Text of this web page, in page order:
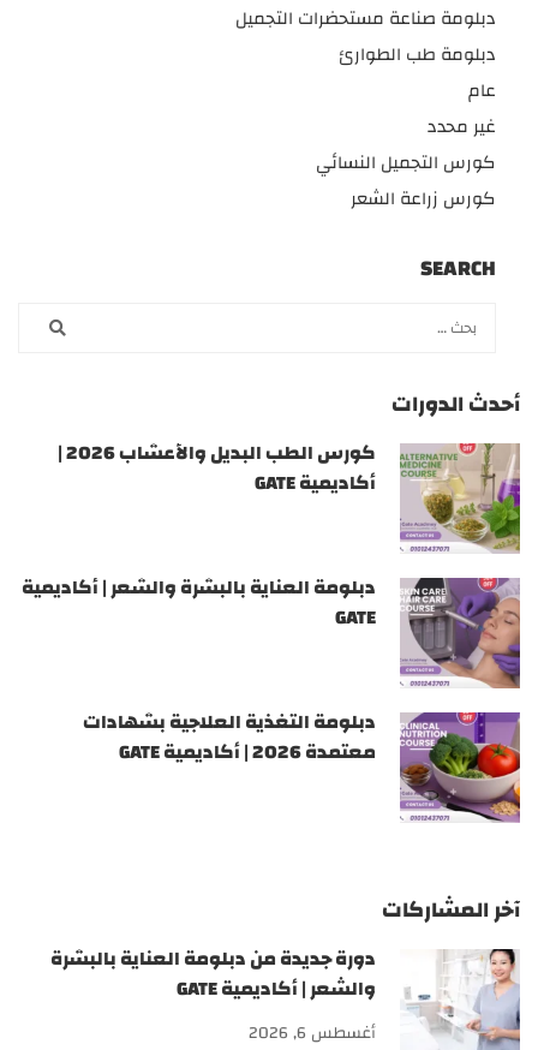
دبلومة صناعة مستحضرات التجميل
دبلومة طب الطوارئ
عام
غير محدد
كورس التجميل النسائي
كورس زراعة الشعر
SEARCH
أحدث الدورات
كورس الطب البديل والأعشاب 2026 |
أكاديمية GATE
دبلومة العناية بالبشرة والشعر | أكاديمية
GATE
دبلومة التغذية العلاجية بشهادات
معتمدة 2026 | أكاديمية GATE
آخر المشاركات
دورة جديدة من دبلومة العناية بالبشرة
والشعر | أكاديمية GATE
أغسطس 6, 2026